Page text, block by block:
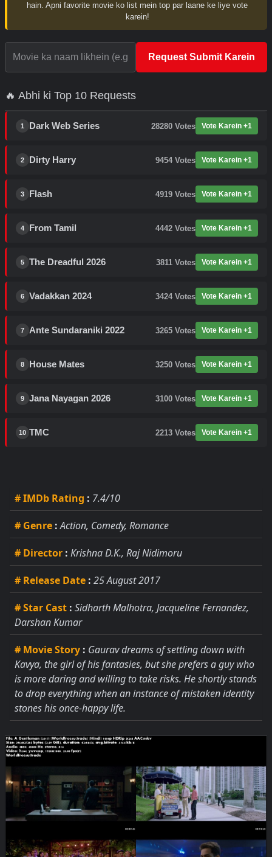
hain. Apni favorite movie ko list mein top par laane ke liye vote
karein!
Request Submit Karein
🔥 Abhi ki Top 10 Requests
1 Dark Web Series 28280 Votes Vote Karein +1
2 Dirty Harry 9454 Votes Vote Karein +1
3 Flash 4919 Votes Vote Karein +1
4 From Tamil 4442 Votes Vote Karein +1
5 The Dreadful 2026 3811 Votes Vote Karein +1
6 Vadakkan 2024 3424 Votes Vote Karein +1
7 Ante Sundaraniki 2022 3265 Votes Vote Karein +1
8 House Mates 3250 Votes Vote Karein +1
9 Jana Nayagan 2026 3100 Votes Vote Karein +1
10 TMC 2213 Votes Vote Karein +1
# IMDb Rating : 7.4/10
# Genre : Action, Comedy, Romance
# Director : Krishna D.K., Raj Nidimoru
# Release Date : 25 August 2017
# Star Cast : Sidharth Malhotra, Jacqueline Fernandez,
Darshan Kumar
# Movie Story : Gaurav dreams of settling down with
Kavya, the girl of his fantasies, but she prefers a guy who
is more daring and willing to take risks. He shortly stands
to drop everything when an instance of mistaken identity
stones his once-happy life.